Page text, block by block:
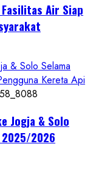
Air Siap
& Solo Selama
Kereta Api
Jogja & Solo
2026